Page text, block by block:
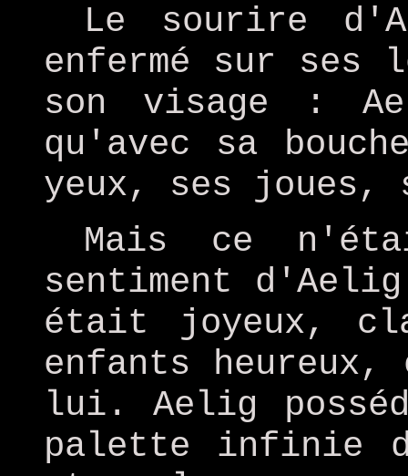
Le sourire
enfermé sur
son visage :
qu'avec sa
yeux, ses joues,
Mais ce
sentiment
était joyeux,
enfants
lui. Aelig
palette infinie